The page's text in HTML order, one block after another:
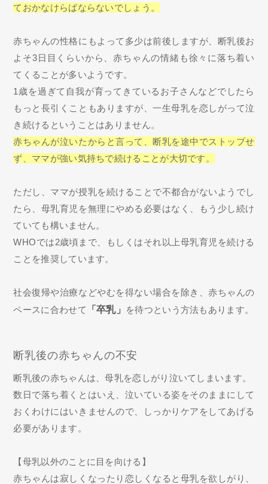
ておかなけらばならないでしょう。
赤ちゃんの性格にもよって多少は前後しますが、断乳後お
よそ3日目くらいから、赤ちゃんの情緒も徐々に落ち着い
てくることが多いようです。
1歳を過ぎて自我が育ってきているお子さんなどでしたら
もっと長引くこともありますが、一生母乳を恋しがって泣
き続けるということはありません。
赤ちゃんが泣いたからと言って、断乳を途中でストップせ
ず、ママが強い気持ちで続けることが大切です。
ただし、ママが授乳を続けることで不都合がないようでし
たら、母乳育児を無理にやめる必要はなく、もう少し続け
ていても構いません。
WHOでは2歳頃まで、もしくはそれ以上母乳育児を続ける
ことを推奨しています。
社会復帰や治療などやむを得ない場合を除き、赤ちゃんの
ペースに合わせて
「卒乳」 を待つという方法もあります。
断乳後の赤ちゃんの不安
断乳後の赤ちゃんは、母乳を恋しがり泣いてしまいます。
数日で落ち着くとはいえ、泣いている姿をそのままにして
おくわけにはいきませんので、しっかりケアをしてあげる
必要があります。
【母乳以外のことに目を向ける】
赤ちゃんは寂しくなったり恋しくなると母乳を欲しがり、